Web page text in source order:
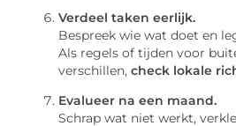
Verdeel taken eerlijk.
Bespreek wie wat doet en
Als regels of tijden voor
verschillen, check lokale
Evalueer na een maand.
Schrap wat niet werkt,